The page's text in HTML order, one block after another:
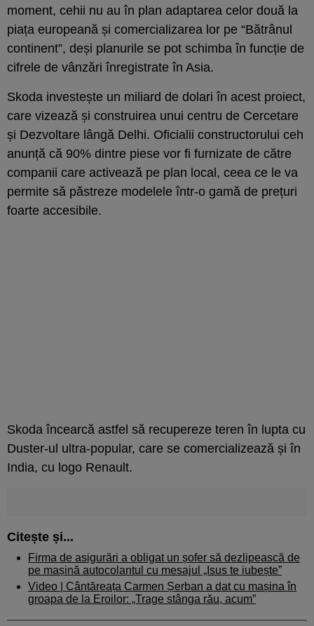
moment, cehii nu au în plan adaptarea celor două la
piața europeană și comercializarea lor pe “Bătrânul
continent”, deși planurile se pot schimba în funcție de
cifrele de vânzări înregistrate în Asia.
Skoda investește un miliard de dolari în acest proiect,
care vizează și construirea unui centru de Cercetare
și Dezvoltare lângă Delhi. Oficialii constructorului ceh
anunță că 90% dintre piese vor fi furnizate de către
companii care activează pe plan local, ceea ce le va
permite să păstreze modelele într-o gamă de prețuri
foarte accesibile.
Skoda încearcă astfel să recupereze teren în lupta cu
Duster-ul ultra-popular, care se comercializează și în
India, cu logo Renault.
Citește și...
Firma de asigurări a obligat un șofer să dezlipească de
pe mașină autocolantul cu mesajul „Isus te iubește”
Video | Cântăreața Carmen Șerban a dat cu mașina în
groapa de la Eroilor: „Trage stânga rău, acum”